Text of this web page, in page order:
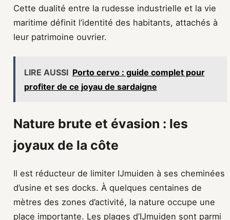
Cette dualité entre la rudesse industrielle et la vie
maritime définit l’identité des habitants, attachés à
leur patrimoine ouvrier.
LIRE AUSSI Porto cervo : guide complet pour
profiter de ce joyau de sardaigne
Nature brute et évasion : les
joyaux de la côte
Il est réducteur de limiter IJmuiden à ses cheminées
d’usine et ses docks. À quelques centaines de
mètres des zones d’activité, la nature occupe une
place importante. Les plages d’IJmuiden sont parmi